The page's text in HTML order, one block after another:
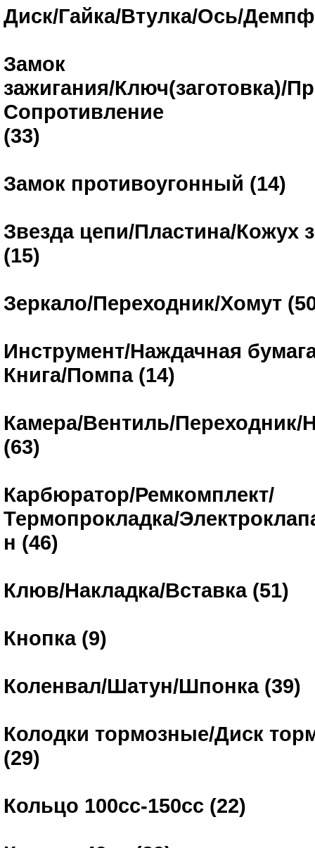
Диск/Гайка/Втулка/Ось/
Замок
зажигания/Ключ(заготовка)/
Сопротивление
(33)
Замок противоугонный (14)
Звезда цепи/Пластина/Кожух
(15)
Зеркало/Переходник/Хомут
Инструмент/Наждачная
Книга/Помпа (14)
Камера/Вентиль/Переходник/
(63)
Карбюратор/Ремкомплект/
Термопрокладка/
н (46)
Клюв/Накладка/Вставка (51)
Кнопка (9)
Коленвал/Шатун/Шпонка (39)
Колодки тормозные/Диск
(29)
Кольцо 100сс-150сс (22)